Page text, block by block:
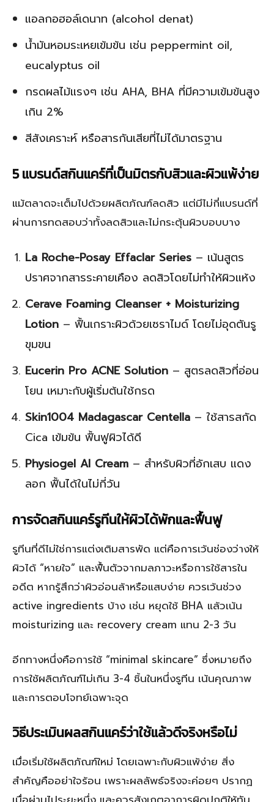
แอลกอฮอล์เดนาท (alcohol denat)
น้ำมันหอมระเหยเข้มข้น เช่น peppermint oil,
eucalyptus oil
กรดผลไม้แรงๆ เช่น AHA, BHA ที่มีความเข้มข้นสูง
เกิน 2%
สีสังเคราะห์ หรือสารกันเสียที่ไม่ได้มาตรฐาน
5 แบรนด์สกินแคร์ที่เป็นมิตรกับสิวและผิวแพ้ง่าย
แม้ตลาดจะเต็มไปด้วยผลิตภัณฑ์ลดสิว แต่มีไม่กี่แบรนด์ที่
ผ่านการทดสอบว่าทั้งลดสิวและไม่กระตุ้นผิวบอบบาง
La Roche-Posay Effaclar Series – เน้นสูตร
ปราศจากสารระคายเคือง ลดสิวโดยไม่ทำให้ผิวแห้ง
Cerave Foaming Cleanser + Moisturizing
Lotion – ฟื้นเกราะผิวด้วยเซราไมด์ โดยไม่อุดตันรู
ขุมขน
Eucerin Pro ACNE Solution – สูตรลดสิวที่อ่อน
โยน เหมาะกับผู้เริ่มต้นใช้กรด
Skin1004 Madagascar Centella – ใช้สารสกัด
Cica เข้มข้น ฟื้นฟูผิวได้ดี
Physiogel AI Cream – สำหรับผิวที่อักเสบ แดง
ลอก ฟื้นได้ในไม่กี่วัน
การจัดสกินแคร์รูทีนให้ผิวได้พักและฟื้นฟู
รูทีนที่ดีไม่ใช่การแต่งเติมสารพัด แต่คือการเว้นช่องว่างให้
ผิวได้ “หายใจ” และฟื้นตัวจากมลภาวะหรือการใช้สารใน
อดีต หากรู้สึกว่าผิวอ่อนล้าหรือแสบง่าย ควรเว้นช่วง
active ingredients บ้าง เช่น หยุดใช้ BHA แล้วเน้น
moisturizing และ recovery cream แทน 2-3 วัน
อีกทางหนึ่งคือการใช้ “minimal skincare” ซึ่งหมายถึง
การใช้ผลิตภัณฑ์ไม่เกิน 3-4 ชิ้นในหนึ่งรูทีน เน้นคุณภาพ
และการตอบโจทย์เฉพาะจุด
วิธีประเมินผลสกินแคร์ว่าใช้แล้วดีจริงหรือไม่
เมื่อเริ่มใช้ผลิตภัณฑ์ใหม่ โดยเฉพาะกับผิวแพ้ง่าย สิ่ง
สำคัญคืออย่าใจร้อน เพราะผลลัพธ์จริงจะค่อยๆ ปรากฏ